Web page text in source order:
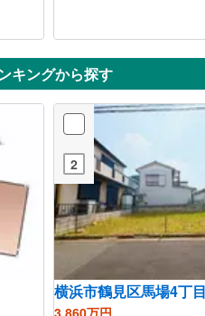
キングから探す
2
横浜市鶴見区馬場4丁
3,860万円